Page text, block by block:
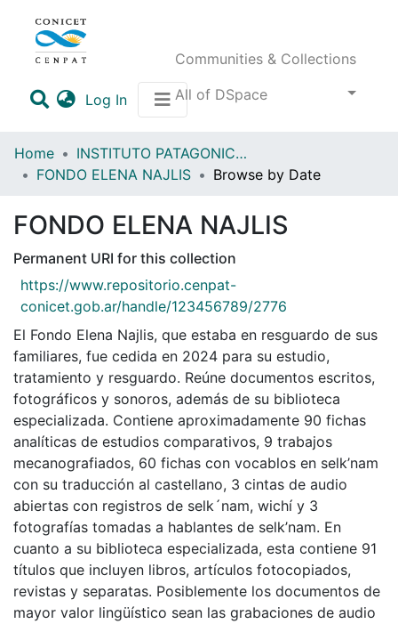
Communities & Collections
All of DSpace
Log In(current)
Home
INSTITUTO PATAGONICO DE CIENCIAS SOCIALES Y HUMANAS (IPCSH)
FONDO ELENA NAJLIS
Browse by Date
FONDO ELENA NAJLIS
Permanent URI for this collection
https://www.repositorio.cenpat-
conicet.gob.ar/handle/123456789/2776
El Fondo Elena Najlis, que estaba en resguardo de sus
familiares, fue cedida en 2024 para su estudio,
tratamiento y resguardo. Reúne documentos escritos,
fotográficos y sonoros, además de su biblioteca
especializada. Contiene aproximadamente 90 fichas
analíticas de estudios comparativos, 9 trabajos
mecanografiados, 60 fichas con vocablos en selk’nam
con su traducción al castellano, 3 cintas de audio
abiertas con registros de selk´nam, wichí y 3
fotografías tomadas a hablantes de selk’nam. En
cuanto a su biblioteca especializada, esta contiene 91
títulos que incluyen libros, artículos fotocopiados,
revistas y separatas. Posiblemente los documentos de
mayor valor lingüístico sean las grabaciones de audio